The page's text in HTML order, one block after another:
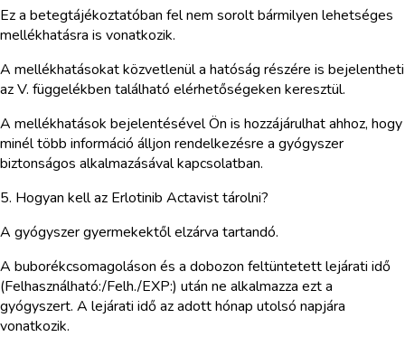
Ez a betegtájékoztatóban fel nem sorolt bármilyen lehetséges
mellékhatásra is vonatkozik.
A mellékhatásokat közvetlenül a hatóság részére is bejelentheti
az V. függelékben található elérhetőségeken keresztül.
A mellékhatások bejelentésével Ön is hozzájárulhat ahhoz, hogy
minél több információ álljon rendelkezésre a gyógyszer
biztonságos alkalmazásával kapcsolatban.
5. Hogyan kell az Erlotinib Actavist tárolni?
A gyógyszer gyermekektől elzárva tartandó.
A buborékcsomagoláson és a dobozon feltüntetett lejárati idő
(Felhasználható:/Felh./EXP:) után ne alkalmazza ezt a
gyógyszert. A lejárati idő az adott hónap utolsó napjára
vonatkozik.